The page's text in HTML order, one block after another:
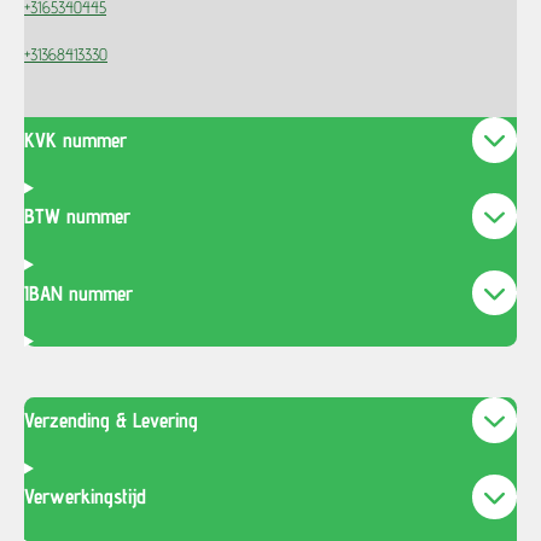
+3165340445
+31368413330
KVK nummer
BTW nummer
IBAN nummer
Verzending & Levering
Verwerkingstijd